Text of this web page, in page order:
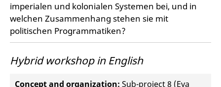
imperialen und kolonialen Systemen bei, und in
welchen Zusammenhang stehen sie mit
politischen Programmatiken?
Hybrid workshop in English
Concept and organization: Sub-project 8 (Eva